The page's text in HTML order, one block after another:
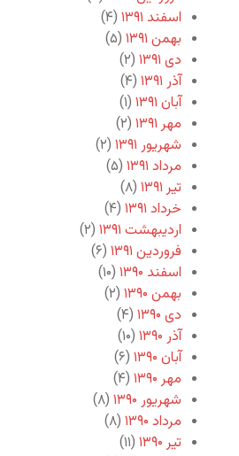
اسفند ۱۳۹۱
(۴)
بهمن ۱۳۹۱
(۵)
دی ۱۳۹۱
(۲)
آذر ۱۳۹۱
(۴)
آبان ۱۳۹۱
(۱)
مهر ۱۳۹۱
(۲)
شهریور ۱۳۹۱
(۲)
مرداد ۱۳۹۱
(۵)
تیر ۱۳۹۱
(۸)
خرداد ۱۳۹۱
(۴)
اردیبهشت ۱۳۹۱
(۲)
فروردین ۱۳۹۱
(۶)
اسفند ۱۳۹۰
(۱۰)
بهمن ۱۳۹۰
(۲)
دی ۱۳۹۰
(۴)
آذر ۱۳۹۰
(۱۰)
آبان ۱۳۹۰
(۶)
مهر ۱۳۹۰
(۴)
شهریور ۱۳۹۰
(۸)
مرداد ۱۳۹۰
(۸)
تیر ۱۳۹۰
(۱۱)